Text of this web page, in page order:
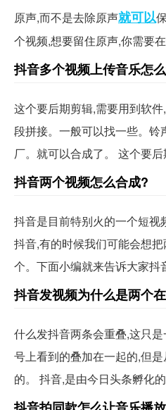
原声,而不是去除原声就可以
个视频,想要留住原声,你需要
抖音多个视频上传音乐怎
这个要后期剪辑,需要用到软
段拼接。一般可以找一些。铃
厂。就可以合成了。 这个要后
抖音两个视频怎么合成?
抖音是目前特别火的一个短
抖音,有的时候我们可能会想
个。下面小编就来告诉大家抖
抖音发视频为什么是两个
什么发抖音两条会重叠,这只
号上看到的叠加在一起的,但
的。 抖音,是由今日头条孵化